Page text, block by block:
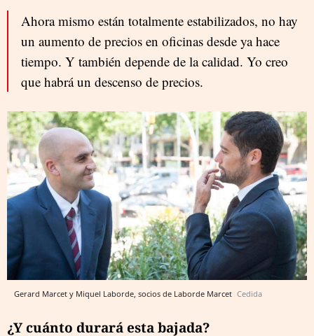
Ahora mismo están totalmente estabilizados, no hay
un aumento de precios en oficinas desde ya hace
tiempo. Y también depende de la calidad. Yo creo
que habrá un descenso de precios.
Gerard Marcet y Miquel Laborde, socios de Laborde Marcet Cedida
¿Y cuánto durará esta bajada?